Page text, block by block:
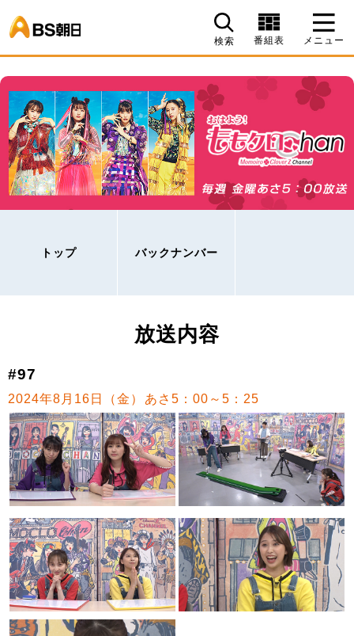
検索 番組表 メニュー
トップ バックナンバー
放送内容
#97
2024年8月16日（金）あさ5：00～5：25